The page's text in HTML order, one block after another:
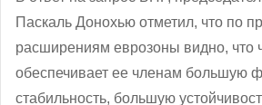
Паскаль Донохью отметил, что по
расширениям еврозоны видно, что
обеспечивает ее членам большую
стабильность, большую